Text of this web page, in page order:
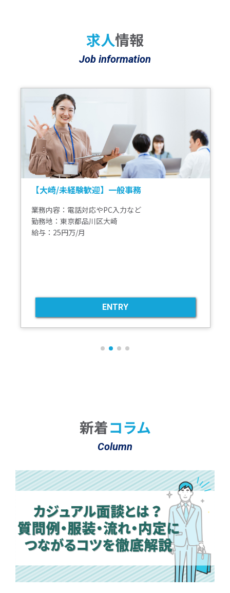
求人情報
Job information
/未経験歓迎】一般事務
容：電話対応やPC入力など
：東京都品川区大崎
25円万/月
新着コラム
Column